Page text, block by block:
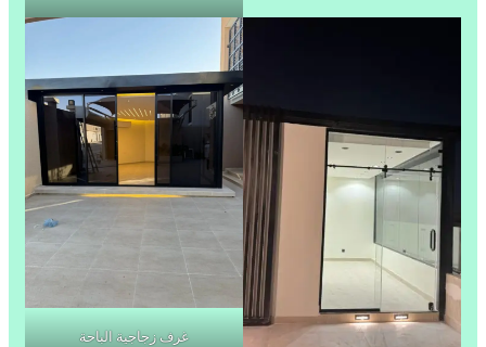
غرف زجاجية الباحة